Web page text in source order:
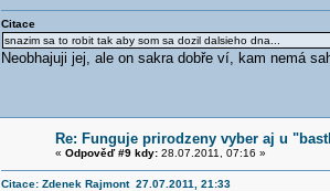
Citace
snazim sa to robit tak aby som sa dozil dalsieho dna...
Neobhajuji jej, ale on sakra dobře ví, kam nemá
Re: Funguje prirodzeny vyber aj u
« Odpověď #9 kdy:28.07.2011, 07:16 »
Citace: Zdenek Rajmont 27.07.2011, 21:33